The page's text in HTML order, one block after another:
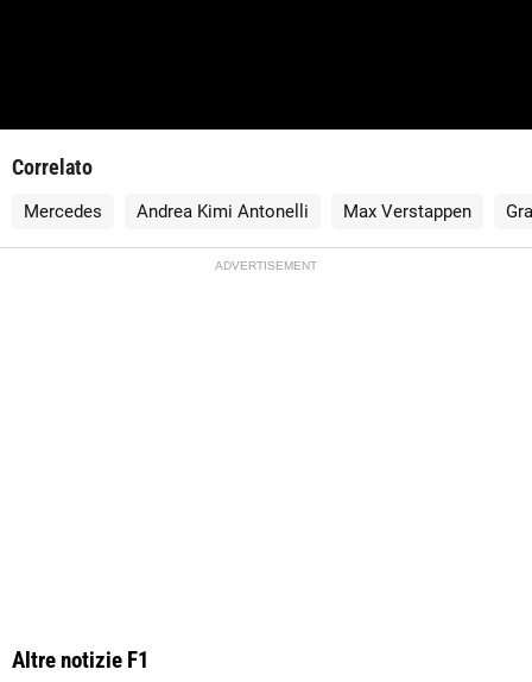
Correlato
Mercedes Andrea Kimi Antonelli Max Verstappen
ADVERTISEMENT
Altre notizie F1